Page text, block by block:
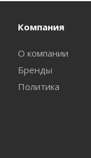
Компания
О компании
Бренды
Политика